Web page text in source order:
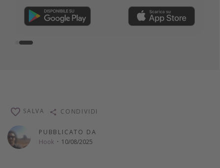
Seguici, è gratis!
PUBBLICATO DA
Hook · 10/08/2025
SALVA CONDIVIDI